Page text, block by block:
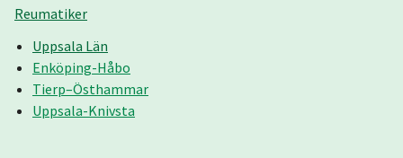
Reumatiker
Uppsala Län
Enköping-Håbo
Tierp–Östhammar
Uppsala-Knivsta